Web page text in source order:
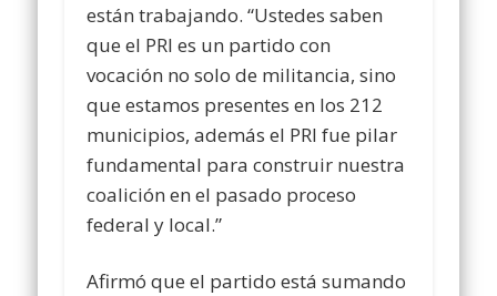
están trabajando. “Ustedes saben
que el PRI es un partido con
vocación no solo de militancia, sino
que estamos presentes en los 212
municipios, además el PRI fue pilar
fundamental para construir nuestra
coalición en el pasado proceso
federal y local.”
Afirmó que el partido está sumando